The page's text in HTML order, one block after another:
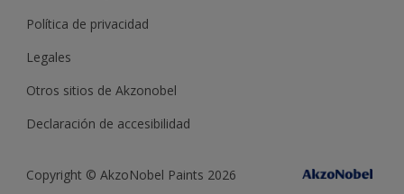
Política de privacidad
Legales
Otros sitios de Akzonobel
Declaración de accesibilidad
Copyright © AkzoNobel Paints 2026